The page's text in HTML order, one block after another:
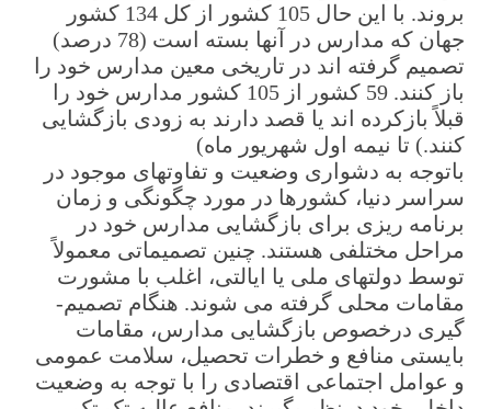
بروند. با این حال 105 کشور از کل 134 کشور
جهان که مدارس در آنها بسته است (78 درصد)
تصمیم گرفته­ اند در تاریخی معین مدارس خود را
باز کنند. 59 کشور از 105 کشور مدارس خود را
قبلاً بازکرده­ اند یا قصد دارند به زودی بازگشایی
کنند.) تا نیمه اول شهریور ماه)
باتوجه به دشواری وضعیت و تفاوت­های موجود در
سراسر دنیا، کشورها در مورد چگونگی و زمان
برنامه ریزی برای بازگشایی مدارس خود در
مراحل مختلفی هستند. چنین تصمیماتی معمولاً
توسط دولتهای ملی یا ایالتی، اغلب با مشورت
مقامات محلی گرفته می­ شوند. هنگام تصمیم­
گیری درخصوص بازگشایی مدارس، مقامات
بایستی منافع و خطرات تحصیل، سلامت عمومی
و عوامل اجتماعی اقتصادی را با توجه به وضعیت